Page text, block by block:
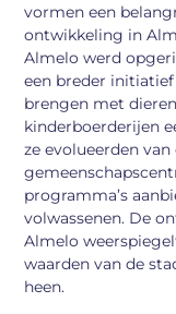
vormen een
ontwikkeling in
Almelo werd
een breder
brengen met
kinderboerderijen
ze evolueerden
programma’s
volwassenen. De
Almelo
waarden van de
heen.